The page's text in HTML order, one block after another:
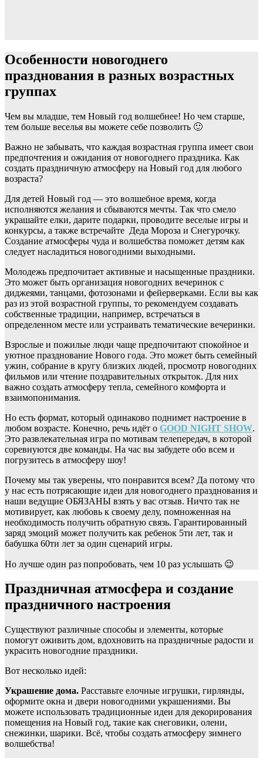
Особенности новогоднего
празднования в разных возрастных
группах
Чем вы младше, тем Новый год волшебнее! Но чем старше,
тем больше веселья вы можете себе позволить 🙂
Важно не забывать, что каждая возрастная группа имеет свои
предпочтения и ожидания от новогоднего праздника. Как
создать праздничную атмосферу на Новый год для любого
возраста?
Для детей Новый год — это волшебное время, когда
исполняются желания и сбываются мечты. Так что смело
украшайте елки, дарите подарки, проводите веселые игры и
конкурсы, а также встречайте Деда Мороза и Снегурочку.
Создание атмосферы чуда и волшебства поможет детям как
следует насладиться новогодними выходными.
Молодежь предпочитает активные и насыщенные праздники.
Это может быть организация новогодних вечеринок с
диджеями, танцами, фотозонами и фейерверками. Если вы как
раз из этой возрастной группы, то рекомендуем создавать
собственные традиции, например, встречаться в
определенном месте или устраивать тематические вечеринки.
Взрослые и пожилые люди чаще предпочитают спокойное и
уютное празднование Нового года. Это может быть семейный
ужин, собрание в кругу близких людей, просмотр новогодних
фильмов или чтение поздравительных открыток. Для них
важно создать атмосферу тепла, семейного комфорта и
взаимопонимания.
Но есть формат, который одинаково поднимет настроение в
любом возрасте. Конечно, речь идёт о GOOD NIGHT SHOW.
Это развлекательная игра по мотивам телепередач, в которой
соревнуются две команды. На час вы забудете обо всем и
погрузитесь в атмосферу шоу!
Почему мы так уверены, что понравится всем? Да потому что
у нас есть потрясающие идеи для новогоднего празднования и
наши ведущие ОБЯЗАНЫ взять у вас отзыв. Ничто так не
мотивирует, как любовь к своему делу, помноженная на
необходимость получить обратную связь. Гарантированный
заряд эмоций может получить как ребенок 5ти лет, так и
бабушка 60ти лет за один сценарий игры.
Но лучше один раз попробовать, чем 10 раз услышать 😉
Праздничная атмосфера и создание
праздничного настроения
Существуют различные способы и элементы, которые
помогут оживить дом, вдохновить на праздничные радости и
украсить новогодние праздники.
Вот несколько идей:
Украшение дома. Расставьте елочные игрушки, гирлянды,
оформите окна и двери новогодними украшениями. Вы
можете использовать традиционные идеи для декорирования
помещения на Новый год, такие как снеговики, олени,
снежинки, шарики. Всё, чтобы создать атмосферу зимнего
волшебства!